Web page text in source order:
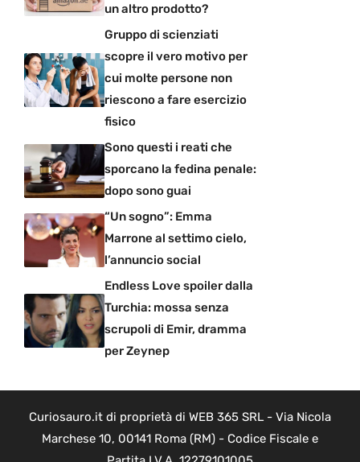
un altro prodotto?
Gruppo di scienziati
scopre il vero motivo per
cui molte persone non
riescono a fare esercizio
fisico
Sono questi i reati che
sporcano la fedina penale:
dopo sono guai
“Un sogno”: Emma
Marrone al settimo cielo,
l’annuncio social
Endless Love spoiler dalla
Turchia: mossa senza
scrupoli di Emir, dramma
per Zeynep
Curiosauro.it di proprietà di WEB 365 SRL - Via Nicola
Marchese 10, 00141 Roma (RM) - Codice Fiscale e